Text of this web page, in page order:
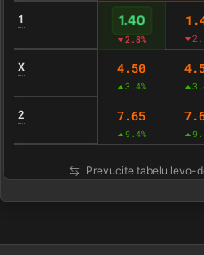
1 1.40
2.8%
X 4.50
3.4%
2 7.65
9.4%
Prevucite tabelu levo-